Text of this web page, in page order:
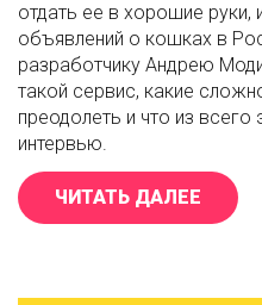
отдать ее в хорошие руки,
объявлений о кошках в
разработчику Андрею
такой сервис, какие
преодолеть и что из всего
интервью.
ЧИТАТЬ ДАЛЕЕ